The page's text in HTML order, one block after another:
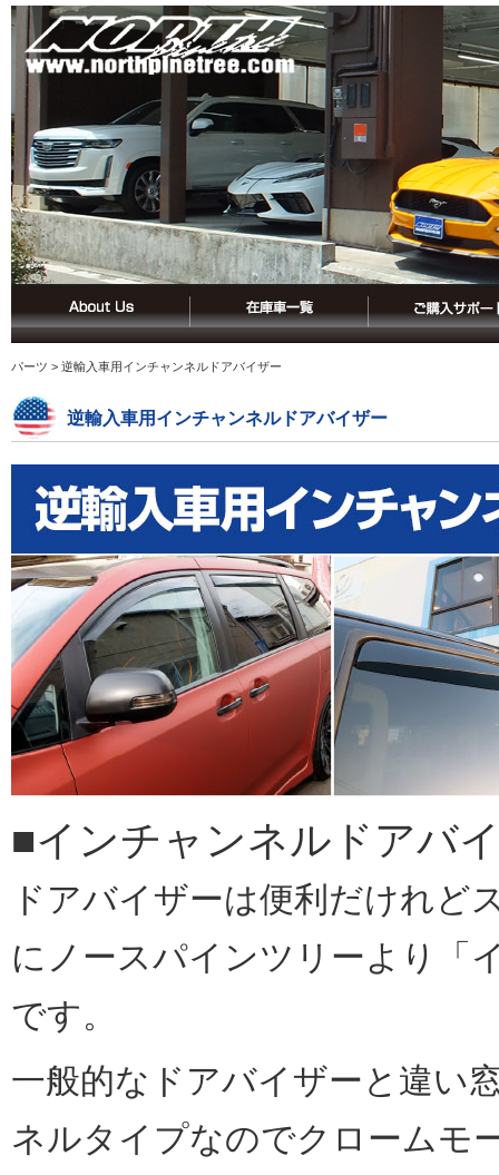
パーツ > 逆輸入車用インチャンネルドアバイザー
逆輸入車用インチャンネルドアバイザー
■インチャンネルドアバ
ドアバイザーは便利だけれど
にノースパインツリーより「
です。
一般的なドアバイザーと違い
ネルタイプなのでクロームモ